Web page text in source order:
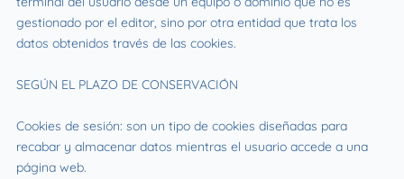
gestionado por el editor, sino por otra entidad que trata los
datos obtenidos través de las cookies.
SEGÚN EL PLAZO DE CONSERVACIÓN
Cookies de sesión: son un tipo de cookies diseñadas para
recabar y almacenar datos mientras el usuario accede a una
página web.